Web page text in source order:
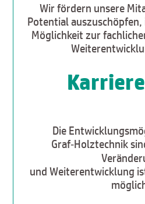
Wir fördern unsere
Potential
Möglichkeit zur
Die
Graf‑Holztechnik
und Weiterentwicklung